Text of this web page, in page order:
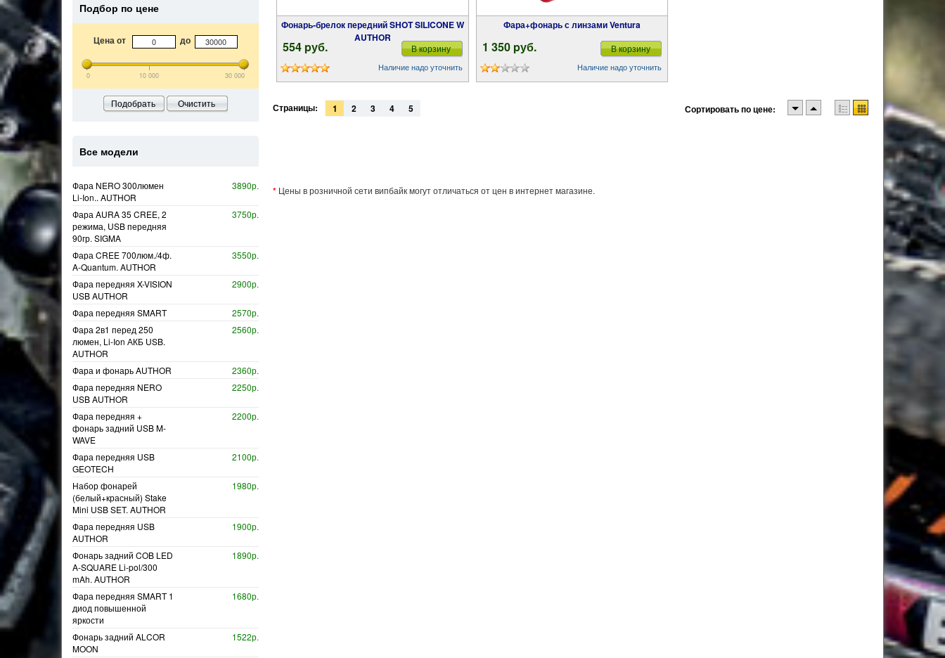
Фонарь-брелок передний SHOT SILICONE W
AUTHOR
554 pуб. В корзину
Наличие надо уточнить
Фара+фонарь с линзами Ventura
1 350 pуб. В корзину
Наличие надо уточнить
Страницы: 1 2 3 4 5 Сортировать по цене:
* Цены в розничной сети випбайк могут отличаться от цен в интернет магазине.
Подбор по цене
Цена от до
0 10 000 30 000
Подобрать Очистить
Все модели
Фара NERO 300люмен
Li-Ion.. AUTHOR
3890р.
Фара AURA 35 CREE, 2
режима, USB передняя
90гр. SIGMA
3750р.
Фара CREE 700люм./4ф.
A-Quantum. AUTHOR
3550р.
Фара передняя X-VISION
USB AUTHOR
2900р.
Фара передняя SMART
2570р.
Фара 2в1 перед 250
люмен, Li-Ion АКБ USB.
AUTHOR
2560р.
Фара и фонарь AUTHOR
2360р.
Фара передняя NERO
USB AUTHOR
2250р.
Фара передняя +
фонарь задний USB M-
WAVE
2200р.
Фара передняя USB
GEOTECH
2100р.
Набор фонарей
(белый+красный) Stake
Mini USB SET. AUTHOR
1980р.
Фара передняя USB
AUTHOR
1900р.
Фонарь задний COB LED
A-SQUARE Li-pol/300
mAh. AUTHOR
1890р.
Фара передняя SMART 1
диод повышенной
яркости
1680р.
Фонарь задний ALCOR
MOON
1522р.